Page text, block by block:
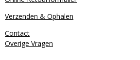
Verzenden & Ophalen
Contact
Overige Vragen